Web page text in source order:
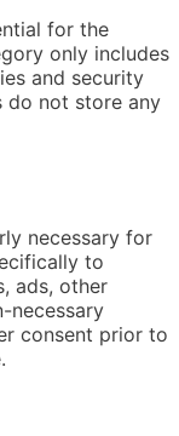
for the
only includes
and security
do not store any
necessary for
to
ads, other
necessary
consent prior to